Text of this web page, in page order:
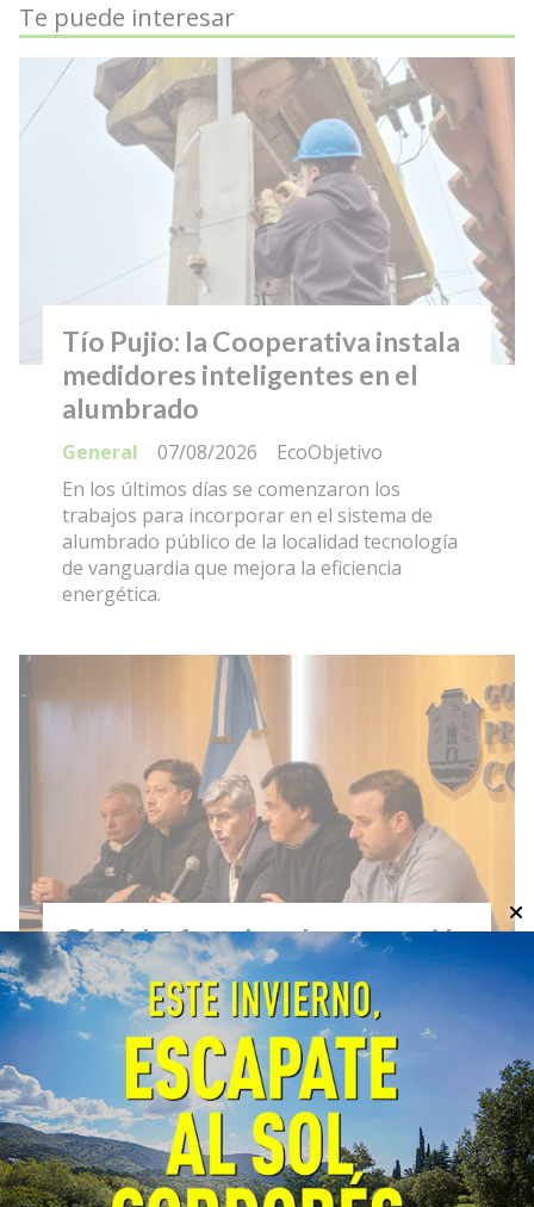
Te puede interesar
Tío Pujio: la Cooperativa instala
medidores inteligentes en el
alumbrado
EcoObjetivo
General
07/08/2026
En los últimos días se comenzaron los
trabajos para incorporar en el sistema de
alumbrado público de la localidad tecnología
de vanguardia que mejora la eficiencia
energética.
Córdoba fortalece la prevención
y respuesta ante el fenómeno El
Niño
EcoObjetivo
General
06/08/2026
La Provincia y la Nación coordinaron
estrategias de prevención, planificación y
respuesta. El próximo lunes se firmará un
convenio para fortalecer la prevención y el
monitoreo de incendios forestales.